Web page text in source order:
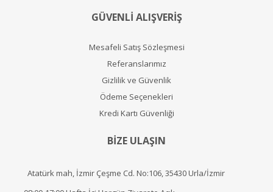
GÜVENLİ ALIŞVERİŞ
Mesafeli Satış Sözleşmesi
Referanslarımız
Gizlilik ve Güvenlik
Ödeme Seçenekleri
Kredi Kartı Güvenliği
BİZE ULAŞIN
Atatürk mah, İzmir Çeşme Cd. No:106, 35430 Urla/İzmir